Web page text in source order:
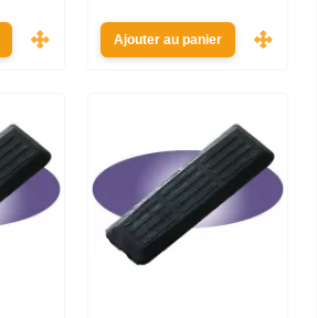
Ajouter au panier